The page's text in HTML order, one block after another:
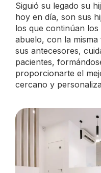
Siguió su legado su
hoy en día, son sus
los que continúan
abuelo, con la
sus antecesores,
pacientes,
proporcionarte el
cercano y